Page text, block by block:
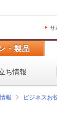
サ
・製品
ち情報
報 ビジネスお